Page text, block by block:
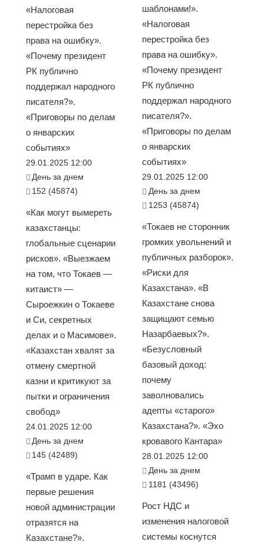
«Налоговая
перестройка без
права на ошибку».
«Почему президент
РК публично
поддержал народного
писателя?».
«Приговоры по делам
о январских
событиях»
29.01.2025 12:00
День за днем
152 (45874)
«Как могут вымереть
казахстанцы:
глобальные сценарии
рисков». «Выезжаем
на том, что Токаев —
китаист» —
Сыроежкин о Токаеве
и Си, секретных
делах и о Масимове».
«Казахстан хвалят за
отмену смертной
казни и критикуют за
пытки и ограничения
свобод»
24.01.2025 12:00
День за днем
145 (42489)
«Трамп в ударе. Как
первые решения
новой администрации
отразятся на
Казахстане?».
шаблонами!».
«Налоговая
перестройка без
права на ошибку».
«Почему президент
РК публично
поддержал народного
писателя?».
«Приговоры по делам
о январских
событиях»
29.01.2025 12:00
День за днем
1253 (45874)
«Токаев не сторонник
громких увольнений и
публичных разборок».
«Риски для
Казахстана». «В
Казахстане снова
защищают семью
Назарбаевых?».
«Безусловный
базовый доход:
почему
заволновались
адепты «старого»
Казахстана?». «Эхо
кровавого Кантара»
28.01.2025 12:00
День за днем
1181 (43496)
Рост НДС и
изменения налоговой
системы коснутся